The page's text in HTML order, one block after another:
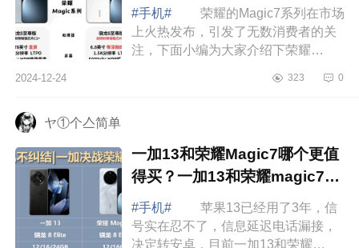
#手机#
荣耀的Magic7系列在市场
上火热发布，引发了无数消费者的关
注，下面小编为大家介绍下荣耀
和7pro有什么区别 荣耀magic7和
2024-12-24 323 0
ヤ①个亼简单
一加13和荣耀Magic7哪个更值
得买？一加13和荣耀magic7哪
个更护眼
#手机#
苹果13已经用了3年，信
号实在忍不了，信息延迟电话漏接，
决定转安卓，目前一加13和荣耀